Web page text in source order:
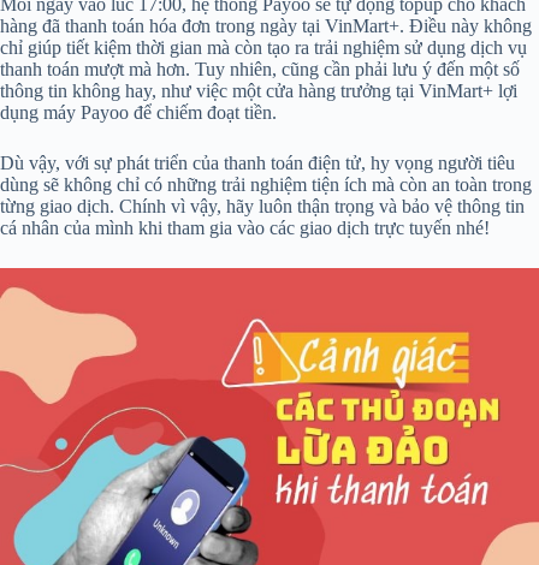
Mỗi ngày vào lúc 17:00, hệ thống Payoo sẽ tự động topup cho khách
hàng đã thanh toán hóa đơn trong ngày tại VinMart+. Điều này không
chỉ giúp tiết kiệm thời gian mà còn tạo ra trải nghiệm sử dụng dịch vụ
thanh toán mượt mà hơn. Tuy nhiên, cũng cần phải lưu ý đến một số
thông tin không hay, như việc một cửa hàng trưởng tại VinMart+ lợi
dụng máy Payoo để chiếm đoạt tiền.
Dù vậy, với sự phát triển của thanh toán điện tử, hy vọng người tiêu
dùng sẽ không chỉ có những trải nghiệm tiện ích mà còn an toàn trong
từng giao dịch. Chính vì vậy, hãy luôn thận trọng và bảo vệ thông tin
cá nhân của mình khi tham gia vào các giao dịch trực tuyến nhé!